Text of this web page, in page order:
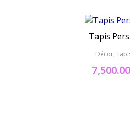
Tapis
Décor,
7,500.00